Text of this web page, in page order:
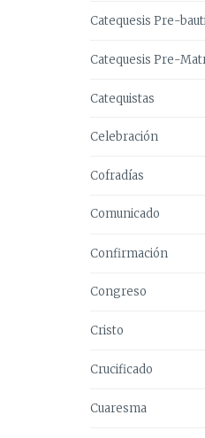
Catequesis Pre-
Catequesis Pre-
Catequistas
Celebración
Cofradías
Comunicado
Confirmación
Congreso
Cristo
Crucificado
Cuaresma